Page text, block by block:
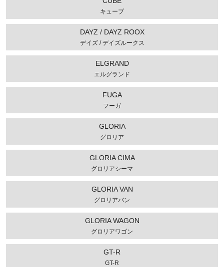
キューブ
DAYZ / DAYZ ROOX
デイズ / デイズルークス
ELGRAND
エルグランド
FUGA
フーガ
GLORIA
グロリア
GLORIA CIMA
グロリアシーマ
GLORIA VAN
グロリアバン
GLORIA WAGON
グロリアワゴン
GT-R
GT-R